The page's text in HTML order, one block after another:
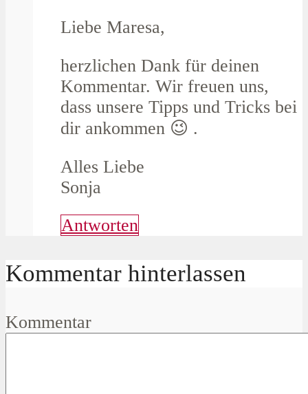
Liebe Maresa,
herzlichen Dank für deinen
Kommentar. Wir freuen uns,
dass unsere Tipps und Tricks bei
dir ankommen 😉 .
Alles Liebe
Sonja
Antworten
Kommentar hinterlassen
Kommentar